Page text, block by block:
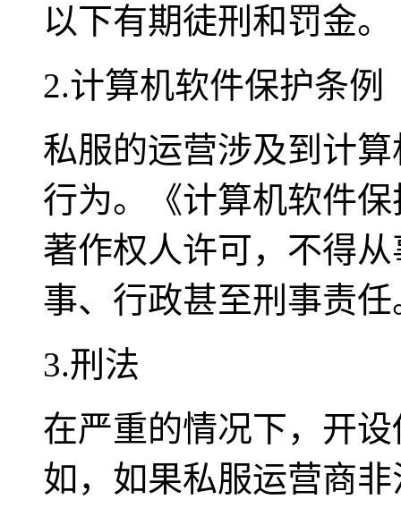
以下有期徒刑和罚金。
2.计算机软件保护条例
私服的运营涉及到计
行为。《计算机软件
著作权人许可，不得
事、行政甚至刑事责任
3.刑法
在严重的情况下，开
如，如果私服运营商